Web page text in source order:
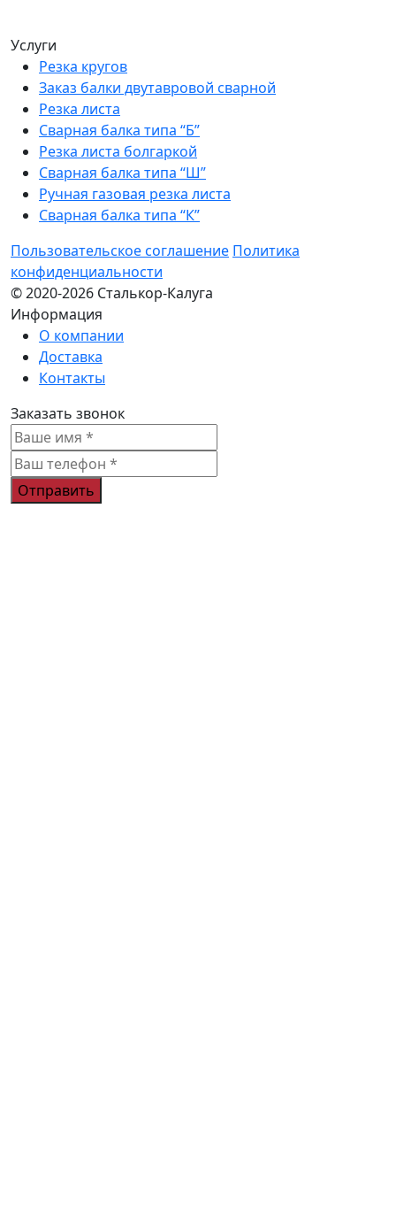
Услуги
Резка кругов
Заказ балки двутавровой сварной
Резка листа
Сварная балка типа “Б”
Резка листа болгаркой
Сварная балка типа “Ш”
Ручная газовая резка листа
Сварная балка типа “К”
Пользовательское соглашение Политика
конфиденциальности
© 2020-2026 Сталькор-Калуга
Информация
О компании
Доставка
Контакты
Заказать звонок